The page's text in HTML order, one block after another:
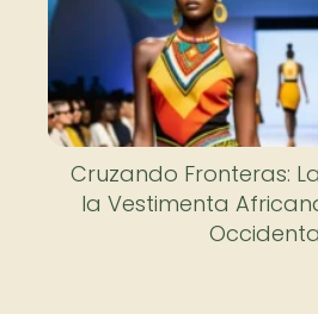
Cruzando Fronteras:
la Vestimenta